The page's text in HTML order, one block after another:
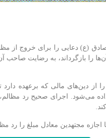
صادق (ع) دعایی را برای خروج
را بازگرداند، به رضایت صاحب
دین‌های مالی که برعهده دارد
داده می‌شود. اجرای صحیح رد
اجازه مجتهدین معادل مبلغ را رد